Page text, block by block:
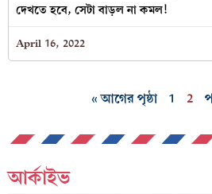
দেখতে হবে, সেটা বাড়ল না কমল!
April 16, 2022
« আগের পৃষ্ঠা 1 2
আর্কাইভ